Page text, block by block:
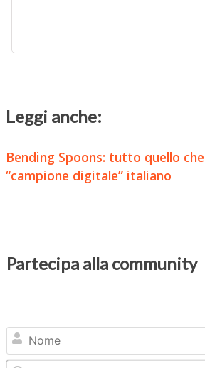
Leggi anche:
Bending Spoons: tutto quello che
“campione digitale” italiano
Partecipa alla community